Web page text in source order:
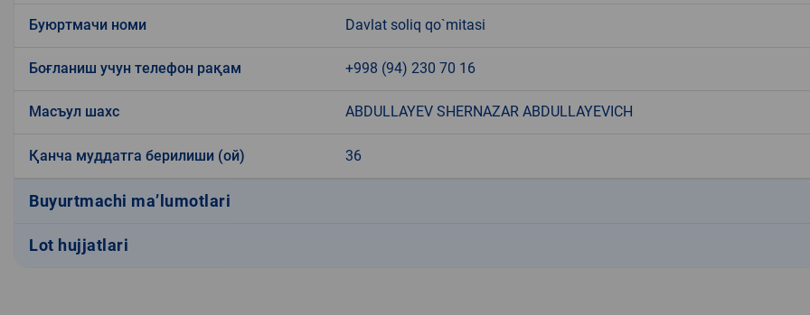
Буюртмачи номи Davlat soliq qo`mitasi
Боғланиш учун телефон рақам +998 (94) 230 70 16
Масъул шахс ABDULLAYEV SHERNAZAR ABDULLAYEVICH
Қанча муддатга берилиши (ой) 36
Buyurtmachi ma’lumotlari
Lot hujjatlari